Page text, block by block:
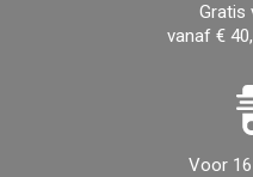
Gratis
vanaf €
Voor